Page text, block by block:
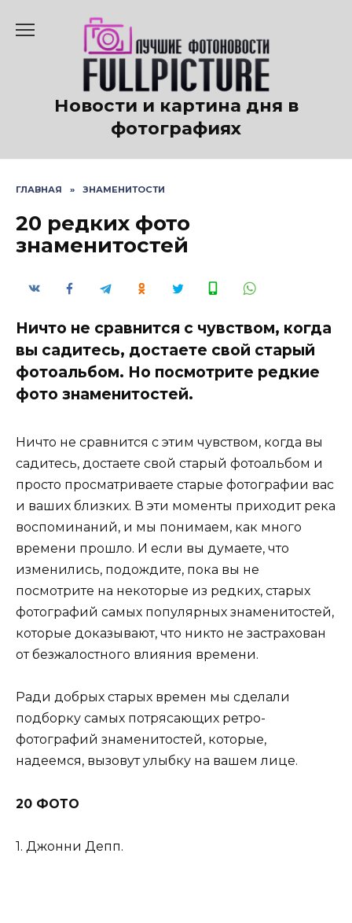
содержанию
Новости и картина дня в
фотографиях
ГЛАВНАЯ » ЗНАМЕНИТОСТИ
20 редких фото
знаменитостей
Ничто не сравнится с чувством, когда
вы садитесь, достаете свой старый
фотоальбом. Но посмотрите редкие
фото знаменитостей.
Ничто не сравнится с этим чувством, когда вы
садитесь, достаете свой старый фотоальбом и
просто просматриваете старые фотографии вас
и ваших близких. В эти моменты приходит река
воспоминаний, и мы понимаем, как много
времени прошло. И если вы думаете, что
изменились, подождите, пока вы не
посмотрите на некоторые из редких, старых
фотографий самых популярных знаменитостей,
которые доказывают, что никто не застрахован
от безжалостного влияния времени.
Ради добрых старых времен мы сделали
подборку самых потрясающих ретро-
фотографий знаменитостей, которые,
надеемся, вызовут улыбку на вашем лице.
20 ФОТО
1. Джонни Депп.